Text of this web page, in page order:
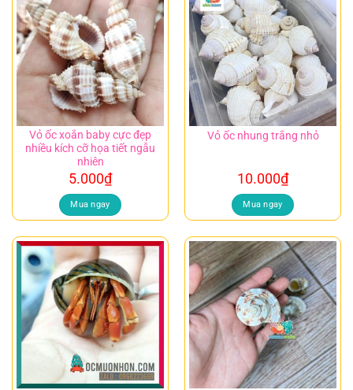
Vỏ ốc xoắn baby cực đẹp
nhiều kích cỡ họa tiết ngẫu
nhiên
5.000₫
Mua ngay
Vỏ ốc nhung trắng nhỏ
10.000₫
Mua ngay